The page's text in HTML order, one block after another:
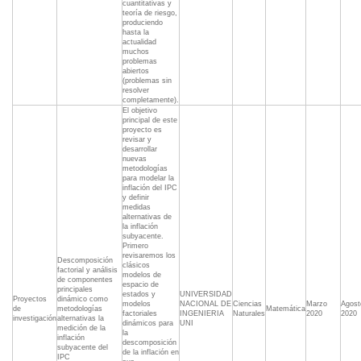
cuantitativas y
teoría de riesgo,
produciendo
hasta la
actualidad
muchos
problemas
abiertos
(problemas sin
resolver
completamente).
Proyectos
de
investigación
Descomposición
factorial y análisis
de componentes
principales
dinámico como
metodologías
alternativas la
medición de la
inflación
subyacente del
IPC
El objetivo
principal de este
proyecto es
revisar y
desarrollar
nuevas
metodologías
para modelar la
inflación del IPC
y definir
medidas
alternativas de
la inflación
subyacente.
Primero
revisaremos los
clásicos
modelos de
espacio de
estados y
modelos
factoriales
dinámicos para
la
descomposición
de la inflación en
UNIVERSIDAD
NACIONAL DE
INGENIERIA
UNI
Ciencias
Naturales
Matemática
Marzo
2020
2020